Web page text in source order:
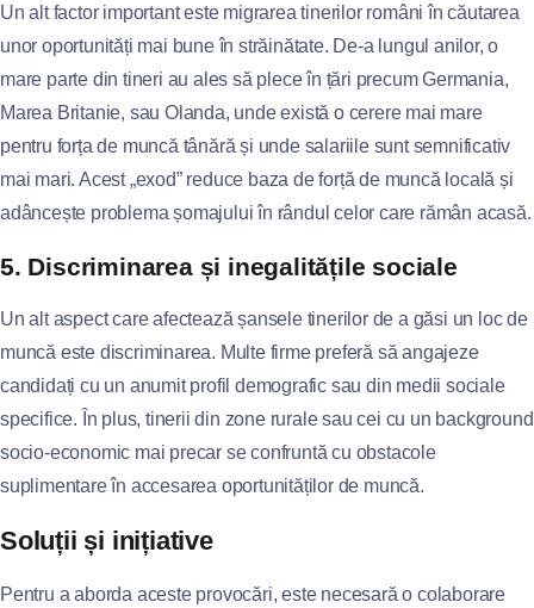
Un alt factor important este migrarea tinerilor români în căutarea
unor oportunități mai bune în străinătate. De-a lungul anilor, o
mare parte din tineri au ales să plece în țări precum Germania,
Marea Britanie, sau Olanda, unde există o cerere mai mare
pentru forța de muncă tânără și unde salariile sunt semnificativ
mai mari. Acest „exod” reduce baza de forță de muncă locală și
adâncește problema șomajului în rândul celor care rămân acasă.
5. Discriminarea și inegalitățile sociale
Un alt aspect care afectează șansele tinerilor de a găsi un loc de
muncă este discriminarea. Multe firme preferă să angajeze
candidați cu un anumit profil demografic sau din medii sociale
specifice. În plus, tinerii din zone rurale sau cei cu un background
socio-economic mai precar se confruntă cu obstacole
suplimentare în accesarea oportunităților de muncă.
Soluții și inițiative
Pentru a aborda aceste provocări, este necesară o colaborare